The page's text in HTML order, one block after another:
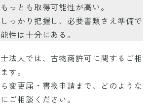
っとも取得可能性が高い。
っかり把握し、必要書類さえ準備で
性は十分にある。
法人では、古物商許可に関するご相
す。
変更届・書換申請まで、どのような
ご相談ください。